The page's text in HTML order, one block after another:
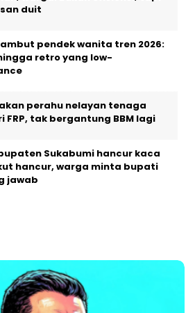
duit
pendek wanita tren 2026:
retro yang low-
perahu nelayan tenaga
FRP, tak bergantung BBM lagi
Sukabumi hancur kaca
hancur, warga minta bupati
jawab